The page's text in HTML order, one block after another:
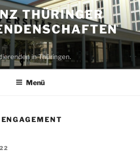
THÜRINGER
in Thüringen.
Menü
ENGAGEMENT